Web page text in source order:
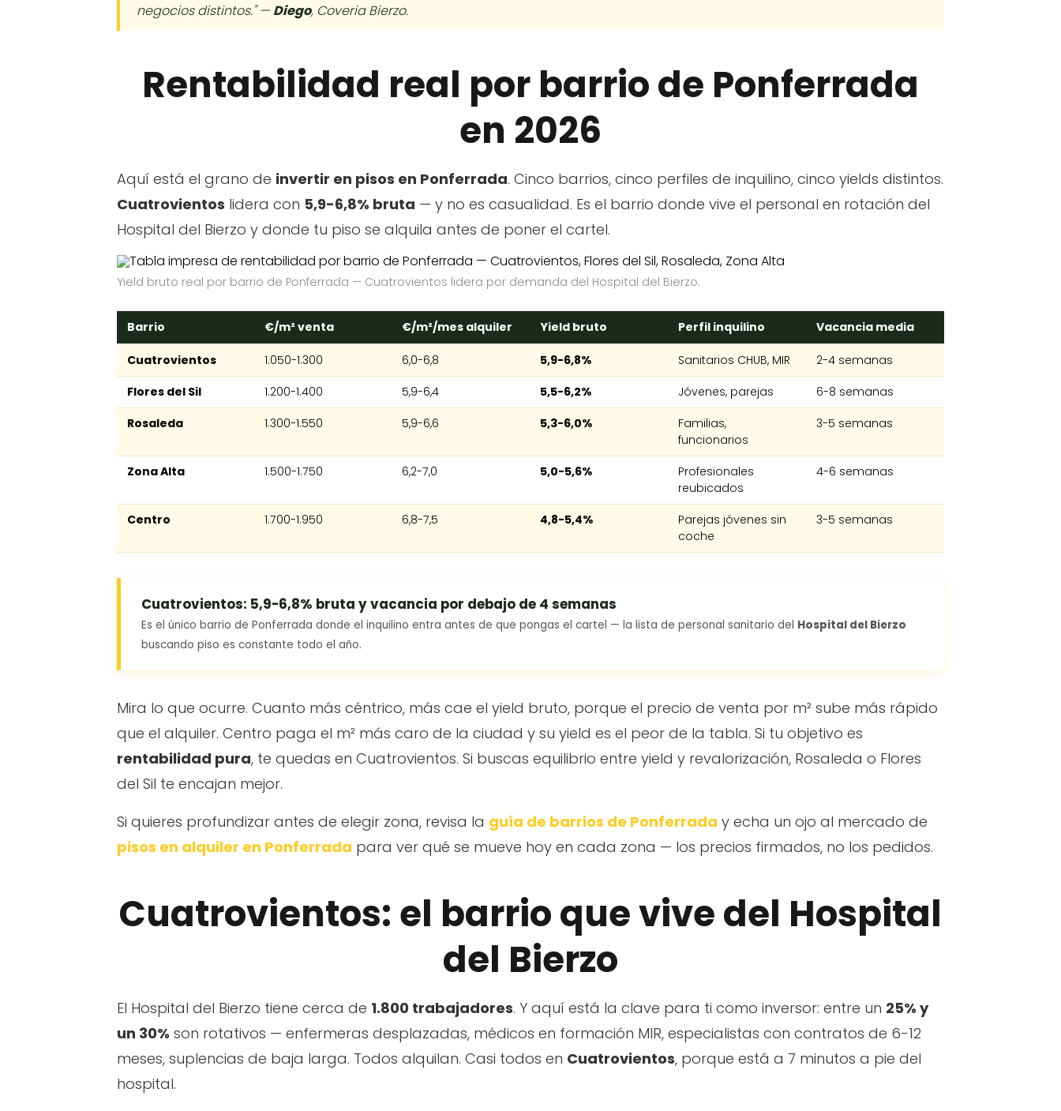
negocios distintos." — Diego, Coveria Bierzo.
Rentabilidad real por barrio de Ponferrada
en 2026
Aquí está el grano de invertir en pisos en Ponferrada. Cinco barrios, cinco perfiles de inquilino, cinco yields distintos.
Cuatrovientos lidera con 5,9-6,8% bruta — y no es casualidad. Es el barrio donde vive el personal en rotación del
Hospital del Bierzo y donde tu piso se alquila antes de poner el cartel.
Yield bruto real por barrio de Ponferrada — Cuatrovientos lidera por demanda del Hospital del Bierzo.
Barrio €/m² venta €/m²/mes alquiler Yield bruto Perfil inquilino Vacancia media
Cuatrovientos 1.050-1.300 6,0-6,8 5,9-6,8% Sanitarios CHUB, MIR
2-4 semanas
Flores del Sil
1.200-1.400 5,9-6,4 5,5-6,2% Jóvenes, parejas
6-8 semanas
Rosaleda
1.300-1.550 5,9-6,6 5,3-6,0%
Familias,
funcionarios
3-5 semanas
Zona Alta 1.500-1.750 6,2-7,0 5,0-5,6%
Profesionales
reubicados
4-6 semanas
Centro 1.700-1.950 6,8-7,5 4,8-5,4%
Parejas jóvenes sin
coche
3-5 semanas
Cuatrovientos: 5,9-6,8% bruta y vacancia por debajo de 4 semanas
Es el único barrio de Ponferrada donde el inquilino entra antes de que pongas el cartel — la lista de personal sanitario del Hospital del Bierzo
buscando piso es constante todo el año.
Mira lo que ocurre. Cuanto más céntrico, más cae el yield bruto, porque el precio de venta por m² sube más rápido
que el alquiler. Centro paga el m² más caro de la ciudad y su yield es el peor de la tabla. Si tu objetivo es
rentabilidad pura, te quedas en Cuatrovientos. Si buscas equilibrio entre yield y revalorización, Rosaleda o Flores
del Sil te encajan mejor.
Si quieres profundizar antes de elegir zona, revisa la guía de barrios de Ponferrada y echa un ojo al mercado de
pisos en alquiler en Ponferrada para ver qué se mueve hoy en cada zona — los precios firmados, no los pedidos.
Cuatrovientos: el barrio que vive del Hospital
del Bierzo
El Hospital del Bierzo tiene cerca de 1.800 trabajadores. Y aquí está la clave para ti como inversor: entre un 25% y
un 30% son rotativos — enfermeras desplazadas, médicos en formación MIR, especialistas con contratos de 6-12
meses, suplencias de baja larga. Todos alquilan. Casi todos en Cuatrovientos, porque está a 7 minutos a pie del
hospital.